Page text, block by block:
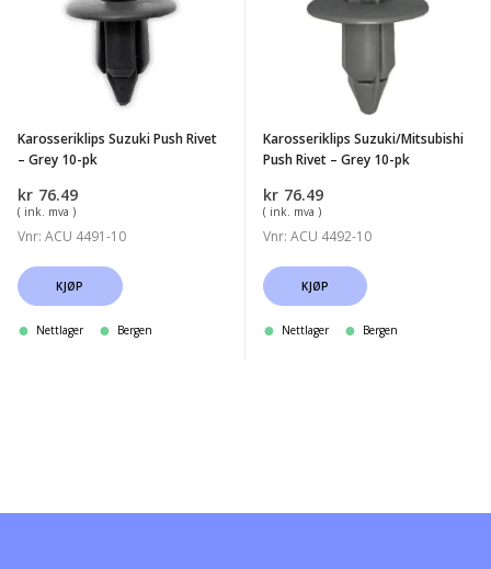
pk
Karosseriklips Suzuki Push Rivet
– Grey 10-pk
kr 76.49
( ink. mva )
Vnr: ACU 4491-10
KJØP
Nettlager Bergen
pk
Karosseriklips Suzuki/Mitsubishi
Push Rivet – Grey 10-pk
kr 76.49
( ink. mva )
Vnr: ACU 4492-10
KJØP
Nettlager Bergen